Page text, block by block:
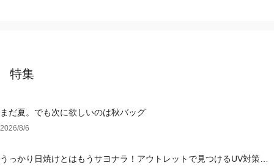
特集
まだ夏。でも次に欲しいのは秋バッグ
2026/8/6
うっかり日焼けとはもうサヨナラ！アウトレットで見つけるUV対策ウ